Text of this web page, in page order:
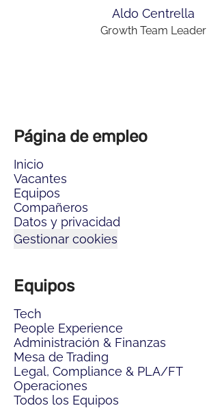
Aldo Centrella
Growth Team Leader
Página de empleo
Inicio
Vacantes
Equipos
Compañeros
Datos y privacidad
Gestionar cookies
Equipos
Tech
People Experience
Administración & Finanzas
Mesa de Trading
Legal, Compliance & PLA/FT
Operaciones
Todos los Equipos